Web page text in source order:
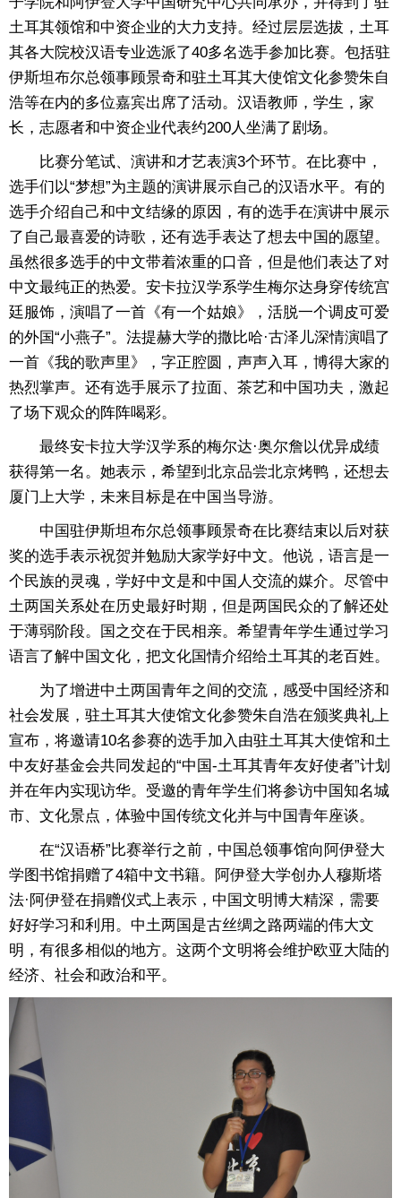
土耳其领馆和中资企业的大力支持。经过层层选拔，土耳
其各大院校汉语专业选派了40多名选手参加比赛。包括驻
伊斯坦布尔总领事顾景奇和驻土耳其大使馆文化参赞朱自
浩等在内的多位嘉宾出席了活动。汉语教师，学生，家
长，志愿者和中资企业代表约200人坐满了剧场。
比赛分笔试、演讲和才艺表演3个环节。在比赛中，
选手们以“梦想”为主题的演讲展示自己的汉语水平。有的
选手介绍自己和中文结缘的原因，有的选手在演讲中展示
了自己最喜爱的诗歌，还有选手表达了想去中国的愿望。
虽然很多选手的中文带着浓重的口音，但是他们表达了对
中文最纯正的热爱。安卡拉汉学系学生梅尔达身穿传统宫
廷服饰，演唱了一首《有一个姑娘》，活脱一个调皮可爱
的外国“小燕子”。法提赫大学的撒比哈·古泽儿深情演唱了
一首《我的歌声里》，字正腔圆，声声入耳，博得大家的
热烈掌声。还有选手展示了拉面、茶艺和中国功夫，激起
了场下观众的阵阵喝彩。
最终安卡拉大学汉学系的梅尔达·奥尔詹以优异成绩
获得第一名。她表示，希望到北京品尝北京烤鸭，还想去
厦门上大学，未来目标是在中国当导游。
中国驻伊斯坦布尔总领事顾景奇在比赛结束以后对获
奖的选手表示祝贺并勉励大家学好中文。他说，语言是一
个民族的灵魂，学好中文是和中国人交流的媒介。尽管中
土两国关系处在历史最好时期，但是两国民众的了解还处
于薄弱阶段。国之交在于民相亲。希望青年学生通过学习
语言了解中国文化，把文化国情介绍给土耳其的老百姓。
为了增进中土两国青年之间的交流，感受中国经济和
社会发展，驻土耳其大使馆文化参赞朱自浩在颁奖典礼上
宣布，将邀请10名参赛的选手加入由驻土耳其大使馆和土
中友好基金会共同发起的“中国-土耳其青年友好使者”计划
并在年内实现访华。受邀的青年学生们将参访中国知名城
市、文化景点，体验中国传统文化并与中国青年座谈。
在“汉语桥”比赛举行之前，中国总领事馆向阿伊登大
学图书馆捐赠了4箱中文书籍。阿伊登大学创办人穆斯塔
法·阿伊登在捐赠仪式上表示，中国文明博大精深，需要
好好学习和利用。中土两国是古丝绸之路两端的伟大文
明，有很多相似的地方。这两个文明将会维护欧亚大陆的
经济、社会和政治和平。